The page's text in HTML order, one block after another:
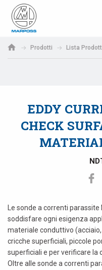
S.p.A.
Prodotti Lista
EDDY
CHECK
Le sonde a correnti
soddisfare ogni esigenza
materiale conduttivo
cricche superficiali, piccole
superficiali e per verificare
Oltre alle sonde a correnti
日本
中
LOGIN
Password
Se non sei ancora